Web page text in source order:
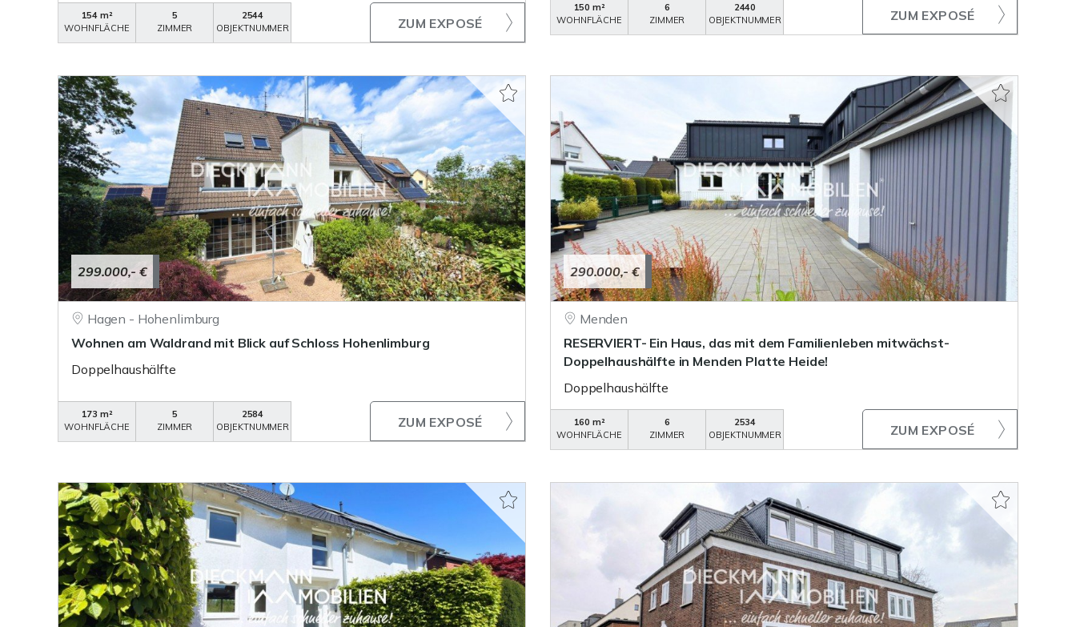
154 m²
WOHNFLÄCHE
5
ZIMMER
2544
OBJEKTNUMMER
ZUM EXPOSÉ
150 m²
WOHNFLÄCHE
6
ZIMMER
2440
OBJEKTNUMMER
ZUM EXPOSÉ
299.000,- €
Hagen - Hohenlimburg
Wohnen am Waldrand mit Blick auf Schloss Hohenlimburg
Doppelhaushälfte
173 m²
WOHNFLÄCHE
5
ZIMMER
2584
OBJEKTNUMMER
ZUM EXPOSÉ
290.000,- €
Menden
RESERVIERT- Ein Haus, das mit dem Familienleben mitwächst-
Doppelhaushälfte in Menden Platte Heide!
Doppelhaushälfte
160 m²
WOHNFLÄCHE
6
ZIMMER
2534
OBJEKTNUMMER
ZUM EXPOSÉ